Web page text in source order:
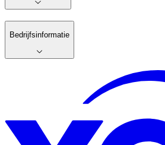
Bedrijfsinformatie